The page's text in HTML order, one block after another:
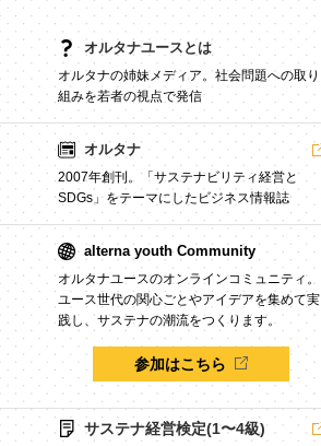
オルタナユースとは
オルタナの姉妹メディア。社会問題への取り
組みを若者の視点で発信
オルタナ
2007年創刊。「サステナビリティ経営と
SDGs」をテーマにしたビジネス情報誌
alterna youth Community
オルタナユースのオンラインコミュニティ。
ユース世代の関心ごとやアイデアを集めて実
践し、サステナの潮流をつくります。
参加はこちら
サステナ経営検定(1〜4級)